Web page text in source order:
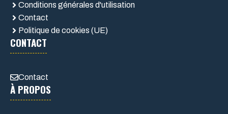
Conditions générales d'utilisation
Contact
Politique de cookies (UE)
CONTACT
Contact
À PROPOS